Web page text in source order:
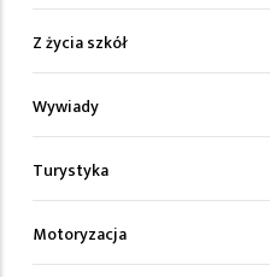
Z życia szkół
Wywiady
Turystyka
Motoryzacja